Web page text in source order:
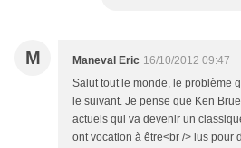
M Maneval Eric 16/10/2012 09:47
Salut tout le monde, le problème
le suivant. Je pense que Ken
actuels qui va devenir un
ont vocation à être<br /> lus pour